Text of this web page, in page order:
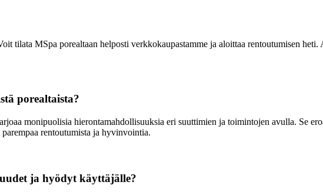
tilata MSpa porealtaan helposti verkkokaupastamme ja aloittaa rentoutumisen
porealtaista?
monipuolisia hierontamahdollisuuksia eri suuttimien ja toimintojen avulla. Se
rentoutumista ja hyvinvointia.
ja hyödyt käyttäjälle?